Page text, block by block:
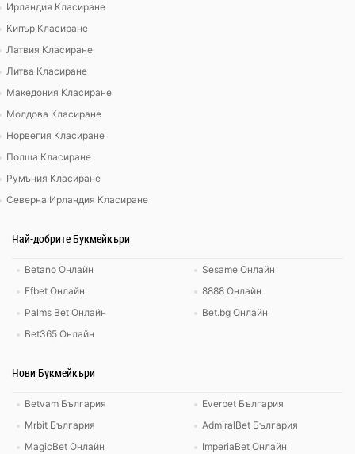
Ирландия Класиране
Кипър Класиране
Латвия Класиране
Литва Класиране
Македония Класиране
Молдова Класиране
Норвегия Класиране
Полша Класиране
Румъния Класиране
Северна Ирландия Класиране
Най-добрите Букмейкъри
Betano Онлайн
Efbet Онлайн
Palms Bet Онлайн
Bet365 Онлайн
Sesame Онлайн
8888 Онлайн
Bet.bg Онлайн
Нови Букмейкъри
Betvam България
Mrbit България
MagicBet Онлайн
Everbet България
AdmiralBet България
ImperiaBet Онлайн